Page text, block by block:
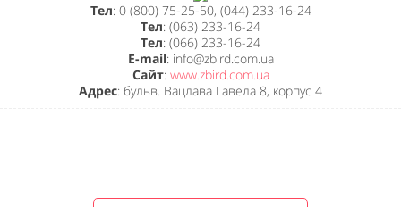
Тел: 0 (800) 75-25-50, (044) 233-16-24
Тел: (063) 233-16-24
Тел: (066) 233-16-24
E-mail: info@zbird.com.ua
Сайт: www.zbird.com.ua
Адрес: бульв. Вацлава Гавела 8, корпус 4